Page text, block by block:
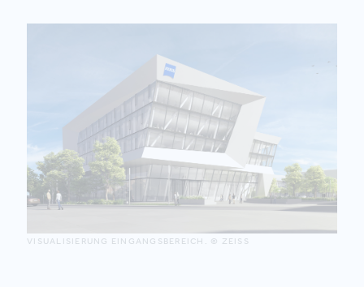
VISUALISIERUNG EINGANGSBEREICH. © ZEISS